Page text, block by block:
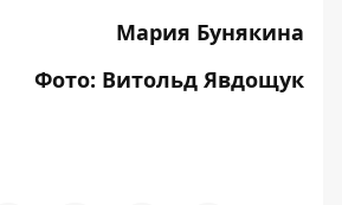
Мария Бунякина
Фото: Витольд Явдощук